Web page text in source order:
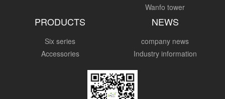
Wanfo tower
PRODUCTS
Six series
Accessories
NEWS
company news
Industry information